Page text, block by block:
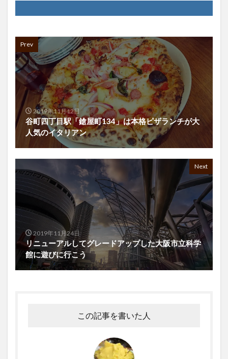
Prev
2019年11月12日
谷町四丁目駅「鎗屋町134」は本格ピザランチが大
人気のイタリアン
Next
2019年11月24日
リニューアルしてグレードアップした大阪市立科学
館に遊びに行こう
この記事を書いた人